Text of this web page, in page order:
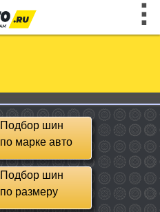
Подбор шин
по марке авто
Подбор шин
по размеру